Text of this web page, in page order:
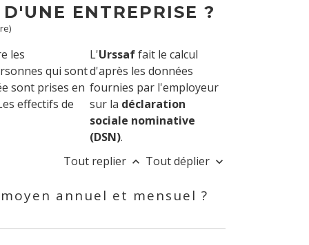
ENTREPRISE ?
les
qui sont
sont prises en
effectifs de
L'Urssaffait le calcul
d'après les données
fournies par l'employeur
sur la déclaration
sociale nominative
(DSN).
Tout replier keyboard_arrow_up Tout déplier keyboard_arrow_down
annuel et mensuel ?